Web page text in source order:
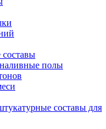
полы
составы для